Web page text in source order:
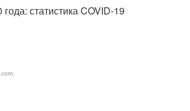
года: статистика COVID-19
.